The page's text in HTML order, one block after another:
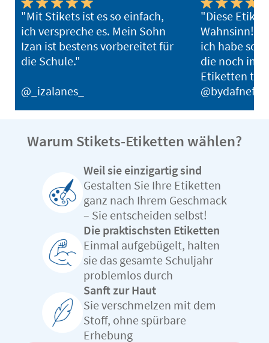
"Mit Stikets ist es so einfach,
ich verspreche es. Mein Sohn
Izan ist bestens vorbereitet für
die Schule."
@_izalanes_
"Diese
Wahnsinn!
ich habe
die noch
Etiketten
Warum Stikets-Etiketten wählen?
Weil sie einzigartig sind
Gestalten Sie Ihre Etiketten
ganz nach Ihrem Geschmack
– Sie entscheiden selbst!
Die praktischsten Etiketten
Einmal aufgebügelt, halten
sie das gesamte Schuljahr
problemlos durch
Sanft zur Haut
Sie verschmelzen mit dem
Stoff, ohne spürbare
Erhebung